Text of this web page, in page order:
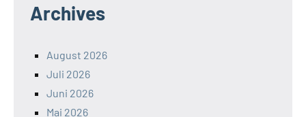
Archives
August 2026
Juli 2026
Juni 2026
Mai 2026